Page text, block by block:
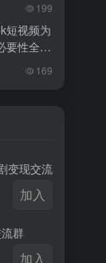
居成
199
短视频为
要性全解
169
变现交流
加入
群
加入